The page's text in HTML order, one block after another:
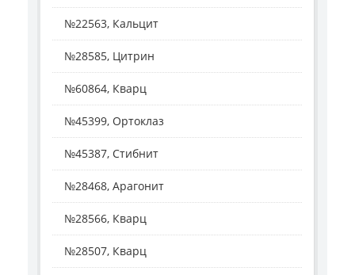
№22563, Кальцит
№28585, Цитрин
№60864, Кварц
№45399, Ортоклаз
№45387, Стибнит
№28468, Арагонит
№28566, Кварц
№28507, Кварц